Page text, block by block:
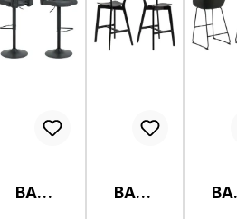
BAR
BAR